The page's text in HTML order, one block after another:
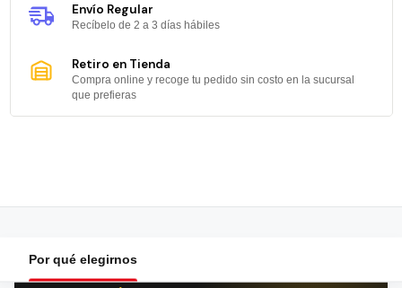
Envío Regular
Recíbelo de 2 a 3 días hábiles
Retiro en Tienda
Compra online y recoge tu pedido sin costo en la sucursal
que prefieras
Por qué elegirnos